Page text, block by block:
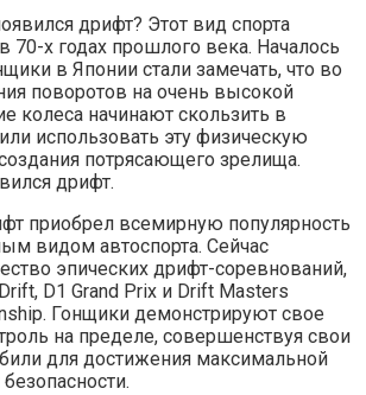
дрифт? Этот вид спорта
70-х годах прошлого века. Началось
в Японии стали замечать, что во
поворотов на очень высокой
колеса начинают скользить в
использовать эту физическую
потрясающего зрелища.
дрифт.
приобрел всемирную популярность
видом автоспорта. Сейчас
эпических дрифт-соревнований,
D1 Grand Prix и Drift Masters
Гонщики демонстрируют свое
на пределе, совершенствуя свои
для достижения максимальной